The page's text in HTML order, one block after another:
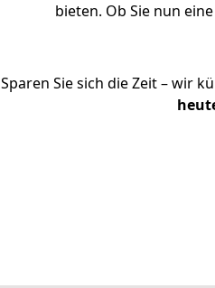
bieten. Ob Sie nun
Sparen Sie sich die Zeit – wir